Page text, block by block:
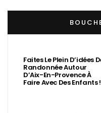
Faites Le Plein D’idées
Randonnée Autour
D’Aix-En-Provence À
Faire Avec Des Enfants !